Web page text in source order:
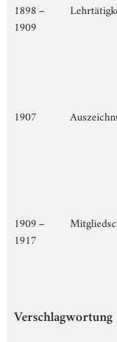
1898 –
1909
1907
1909 –
1917
Verschlagwortung